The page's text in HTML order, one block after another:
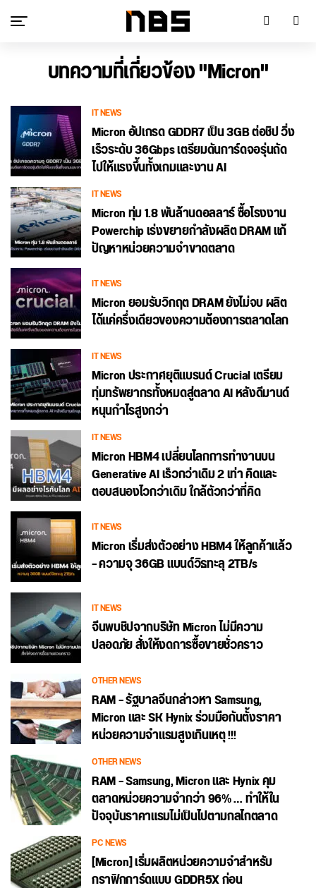
บทความที่เกี่ยวข้อง "Micron"
IT NEWS
Micron อัปเกรด GDDR7 เป็น 3GB ต่อชิป วิ่ง
เร็วระดับ 36Gbps เตรียมดันการ์ดจอรุ่นถัด
ไปให้แรงขึ้นทั้งเกมและงาน AI
IT NEWS
Micron ทุ่ม 1.8 พันล้านดอลลาร์ ซื้อโรงงาน
Powerchip เร่งขยายกำลังผลิต DRAM แก้
ปัญหาหน่วยความจำขาดตลาด
IT NEWS
Micron ยอมรับวิกฤต DRAM ยังไม่จบ ผลิต
ได้แค่ครึ่งเดียวของความต้องการตลาดโลก
IT NEWS
Micron ประกาศยุติแบรนด์ Crucial เตรียม
ทุ่มทรัพยากรทั้งหมดสู่ตลาด AI หลังดีมานด์
หนุนกำไรสูงกว่า
IT NEWS
Micron HBM4 เปลี่ยนโลกการทำงานบน
Generative AI เร็วกว่าเดิม 2 เท่า คิดและ
ตอบสนองไวกว่าเดิม ใกล้ตัวกว่าที่คิด
IT NEWS
Micron เริ่มส่งตัวอย่าง HBM4 ให้ลูกค้าแล้ว
– ความจุ 36GB แบนด์วิธทะลุ 2TB/s
IT NEWS
จีนพบชิปจากบริษัท Micron ไม่มีความ
ปลอดภัย สั่งให้งดการซื้อขายชั่วคราว
OTHER NEWS
RAM – รัฐบาลจีนกล่าวหา Samsung,
Micron และ SK Hynix ร่วมมือกันตั้งราคา
หน่วยความจำแรมสูงเกินเหตุ !!!
OTHER NEWS
RAM – Samsung, Micron และ Hynix คุม
ตลาดหน่วยความจำกว่า 96% … ทำให้ใน
ปัจจุบันราคาแรมไม่เป็นไปตามกลไกตลาด
PC NEWS
[Micron] เริ่มผลิตหน่วยความจำสำหรับ
กราฟิกการ์ดแบบ GDDR5X ก่อน